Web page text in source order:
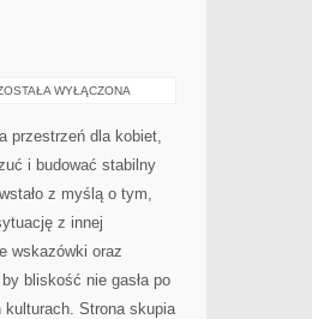
WYŁĄCZONA
przestrzeń dla kobiet,
i budować stabilny
z myślą o tym,
z innej
wskazówki oraz
bliskość nie gasła po
kulturach. Strona skupia